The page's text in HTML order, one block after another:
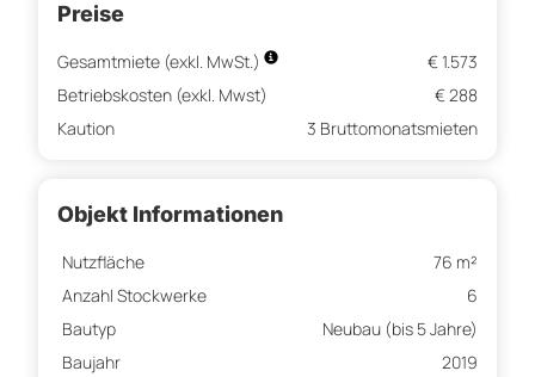
Preise
Gesamtmiete (exkl. MwSt.)
€ 1.573
Betriebskosten (exkl. Mwst)
€ 288
Kaution
3 Bruttomonatsmieten
Objekt Informationen
Nutzfläche
76 m²
Anzahl Stockwerke
6
Bautyp
Neubau (bis 5 Jahre)
Baujahr
2019